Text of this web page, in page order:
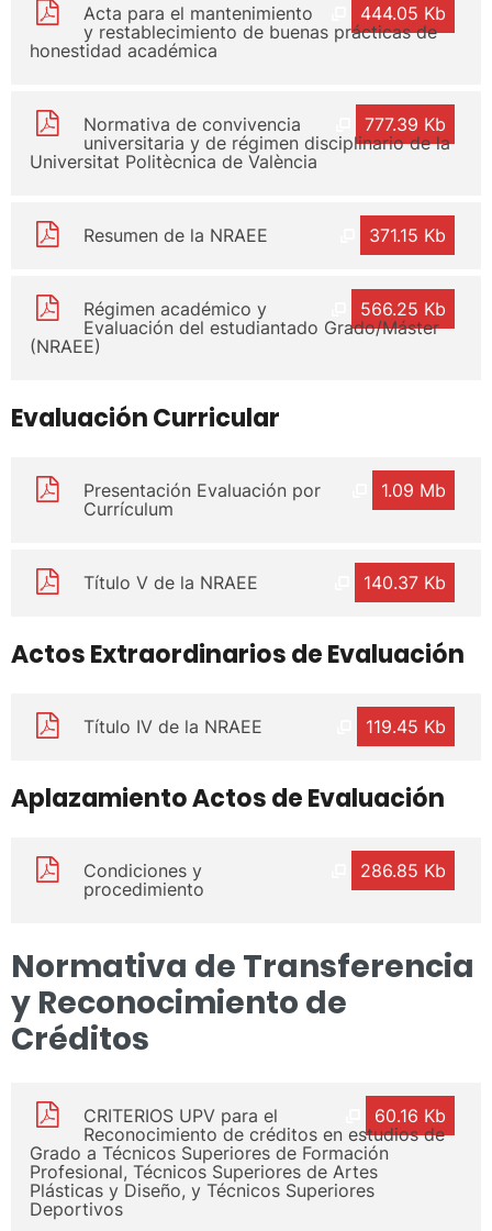
444.05 Kb
Acta para el mantenimiento
y restablecimiento de buenas prácticas de
honestidad académica
777.39 Kb
Normativa de convivencia
universitaria y de régimen disciplinario de la
Universitat Politècnica de València
371.15 Kb
Resumen de la NRAEE
566.25 Kb
Régimen académico y
Evaluación del estudiantado Grado/Máster
(NRAEE)
Evaluación Curricular
1.09 Mb
Presentación Evaluación por
Currículum
140.37 Kb
Título V de la NRAEE
Actos Extraordinarios de Evaluación
119.45 Kb
Título IV de la NRAEE
Aplazamiento Actos de Evaluación
286.85 Kb
Condiciones y
procedimiento
Normativa de Transferencia
y Reconocimiento de
Créditos
60.16 Kb
CRITERIOS UPV para el
Reconocimiento de créditos en estudios de
Grado a Técnicos Superiores de Formación
Profesional, Técnicos Superiores de Artes
Plásticas y Diseño, y Técnicos Superiores
Deportivos